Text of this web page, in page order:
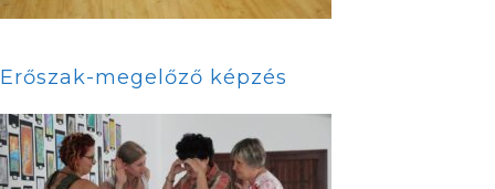
Erőszak-megelőző képzés